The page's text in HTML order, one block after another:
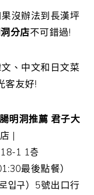
沒辦法到長漢坪
分店不可錯過!
、中文和日文菜
客友好!
明洞推薦 君子大
|
18-1 1층
最後點餐）
입구）5號出口行